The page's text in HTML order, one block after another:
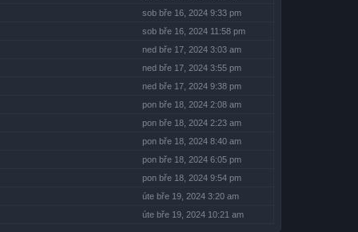
sob bře 16, 2024 9:33 pm
sob bře 16, 2024 11:58 pm
ned bře 17, 2024 3:03 am
ned bře 17, 2024 3:55 pm
ned bře 17, 2024 9:38 pm
pon bře 18, 2024 2:08 am
pon bře 18, 2024 2:23 am
pon bře 18, 2024 8:40 am
pon bře 18, 2024 6:05 pm
pon bře 18, 2024 9:54 pm
úte bře 19, 2024 3:20 am
úte bře 19, 2024 10:21 am